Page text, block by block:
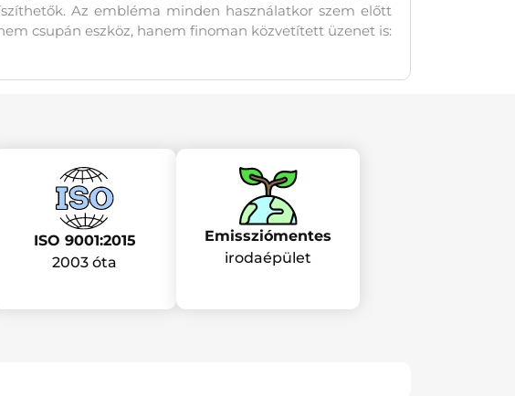
Az embléma minden használatkor szem előtt
csupán eszköz, hanem finoman közvetített üzenet is:
ISO 9001:2015
2003 óta
Emissziómentes
irodaépület